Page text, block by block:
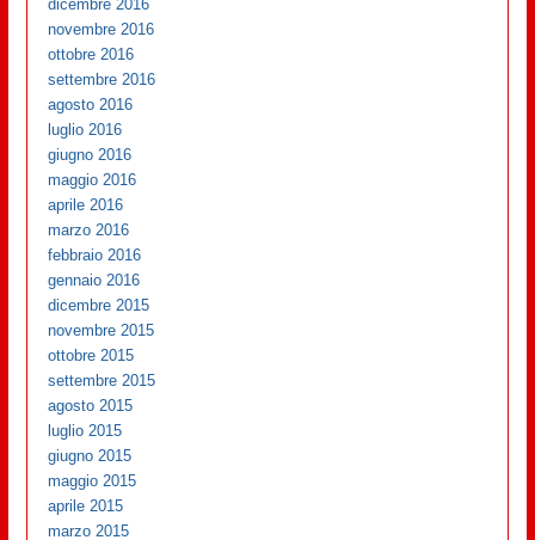
dicembre 2016
novembre 2016
ottobre 2016
settembre 2016
agosto 2016
luglio 2016
giugno 2016
maggio 2016
aprile 2016
marzo 2016
febbraio 2016
gennaio 2016
dicembre 2015
novembre 2015
ottobre 2015
settembre 2015
agosto 2015
luglio 2015
giugno 2015
maggio 2015
aprile 2015
marzo 2015